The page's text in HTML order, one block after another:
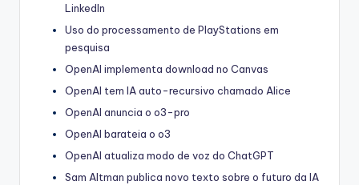
LinkedIn
Uso do processamento de PlayStations em
pesquisa
OpenAI implementa download no Canvas
OpenAI tem IA auto-recursivo chamado Alice
OpenAI anuncia o o3-pro
OpenAI barateia o o3
OpenAI atualiza modo de voz do ChatGPT
Sam Altman publica novo texto sobre o futuro da IA